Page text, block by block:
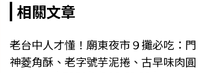
相關文章
老台中人才懂！廟東夜市９攤必吃：門
神菱角酥、老字號芋泥捲、古早味肉圓